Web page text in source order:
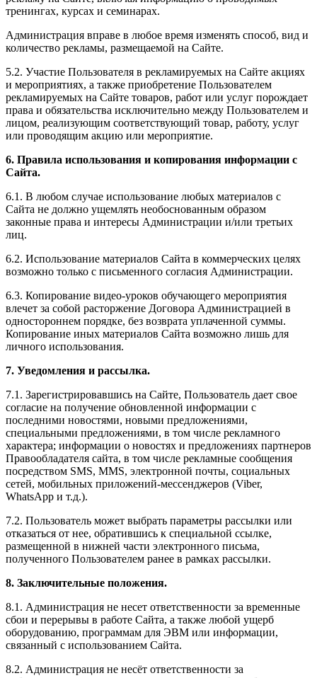
тренингах, курсах и семинарах.
Администрация вправе в любое время изменять способ, вид и
количество рекламы, размещаемой на Сайте.
5.2. Участие Пользователя в рекламируемых на Сайте акциях
и мероприятиях, а также приобретение Пользователем
рекламируемых на Сайте товаров, работ или услуг порождает
права и обязательства исключительно между Пользователем и
лицом, реализующим соответствующий товар, работу, услуг
или проводящим акцию или мероприятие.
6. Правила использования и копирования информации с
Сайта.
6.1. В любом случае использование любых материалов с
Сайта не должно ущемлять необоснованным образом
законные права и интересы Администрации и/или третьих
лиц.
6.2. Использование материалов Сайта в коммерческих целях
возможно только с письменного согласия Администрации.
6.3. Копирование видео-уроков обучающего мероприятия
влечет за собой расторжение Договора Администрацией в
одностороннем порядке, без возврата уплаченной суммы.
Копирование иных материалов Сайта возможно лишь для
личного использования.
7. Уведомления и рассылка.
7.1. Зарегистрировавшись на Сайте, Пользователь дает свое
согласие на получение обновленной информации с
последними новостями, новыми предложениями,
специальными предложениями, в том числе рекламного
характера; информации о новостях и предложениях партнеров
Правообладателя сайта, в том числе рекламные сообщения
посредством SMS, MMS, электронной почты, социальных
сетей, мобильных приложений-мессенджеров (Viber,
WhatsApp и т.д.).
7.2. Пользователь может выбрать параметры рассылки или
отказаться от нее, обратившись к специальной ссылке,
размещенной в нижней части электронного письма,
полученного Пользователем ранее в рамках рассылки.
8. Заключительные положения.
8.1. Администрация не несет ответственности за временные
сбои и перерывы в работе Сайта, а также любой ущерб
оборудованию, программам для ЭВМ или информации,
связанный с использованием Сайта.
8.2. Администрация не несёт ответственности за